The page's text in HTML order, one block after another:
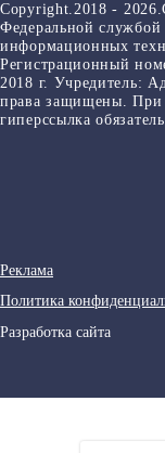
Copyright.2018 -
Федеральной службой
информационных
Регистрационный
2018 г. Учредитель:
права защищены. При
гиперссылка
Реклама
Политика
Разработка сайта